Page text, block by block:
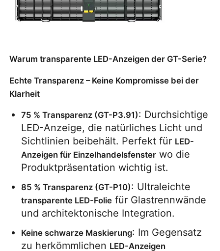
Angebot anfordern
LED-Videowand-Display
LED -Anzeigebildschirm
Schirm des Konzert-LED
Vermietung von LED-Bildschirmen
COB -LED -Videowand
Transparentes LED -Display
Warum transparente LED-Anzeigen der GT-Serie?
Echte Transparenz – Keine Kompromisse bei der
Klarheit
75 % Transparenz (GT-P3.91): Durchsichtige
LED-Anzeige, die natürliches Licht und
Sichtlinien beibehält. Perfekt für LED-
Anzeigen für Einzelhandelsfenster wo die
Produktpräsentation wichtig ist.
85 % Transparenz (GT-P10)
transparente LED-Folie für Glastrennwände
und architektonische Integration.
Keine schwarze Maskierung: Im Gegensatz
zu herkömmlichen LED-Anzeigen